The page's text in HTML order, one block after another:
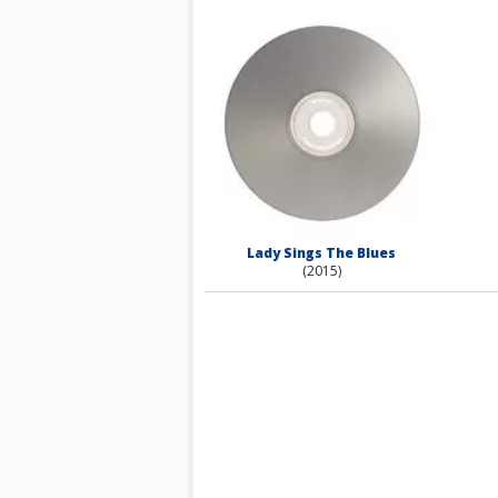
Lady Sings The Blues
(2015)